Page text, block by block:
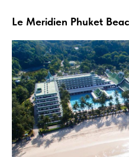
Le Meridien Phuket